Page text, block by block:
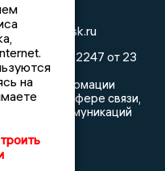
Эл № ФС77-82247 от 23
реестра
информации
в сфере связи,
коммуникаций
на